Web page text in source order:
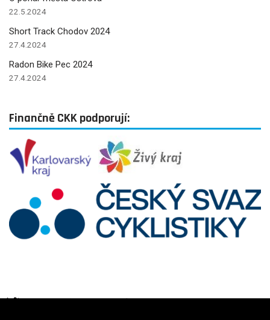
22.5.2024
Short Track Chodov 2024
27.4.2024
Radon Bike Pec 2024
27.4.2024
Finančně CKK podporují: